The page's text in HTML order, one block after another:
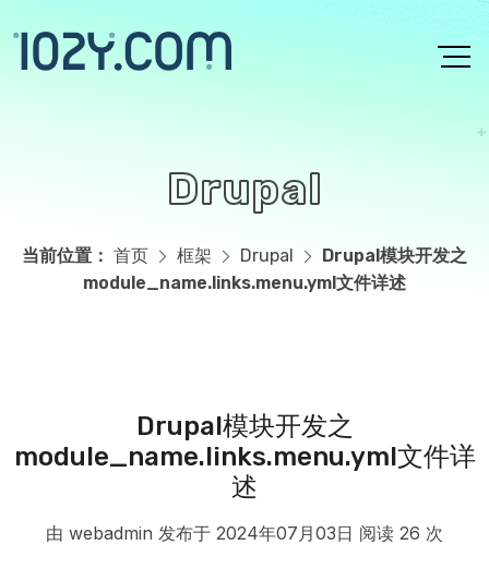
Drupal
当前位置： 首页 框架 Drupal
Drupal模块开发之
module_name.links.menu.yml文件详述
Drupal模块开发之
module_name.links.menu.yml文件详
述
由 webadmin 发布于 2024年07月03日 阅读 26 次